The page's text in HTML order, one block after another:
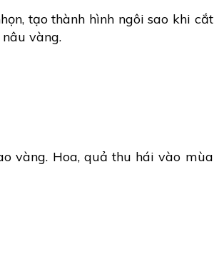
tạo thành hình ngôi sao khi cắt
vàng.
vàng. Hoa, quả thu hái vào mùa